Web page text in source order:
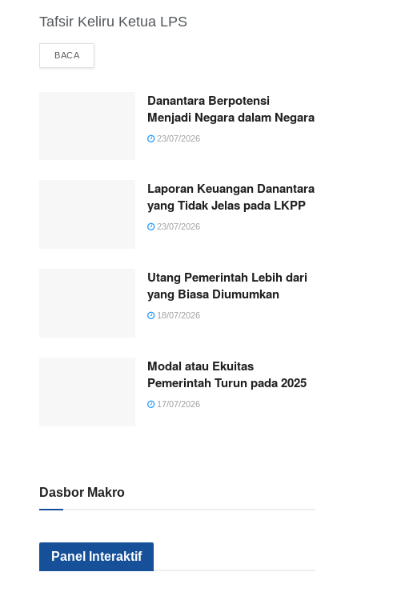
Tafsir Keliru Ketua LPS
BACA
Danantara Berpotensi
Menjadi Negara dalam Negara
23/07/2026
Laporan Keuangan Danantara
yang Tidak Jelas pada LKPP
23/07/2026
Utang Pemerintah Lebih dari
yang Biasa Diumumkan
18/07/2026
Modal atau Ekuitas
Pemerintah Turun pada 2025
17/07/2026
Dasbor Makro
Panel Interaktif
Kenapa Sektor